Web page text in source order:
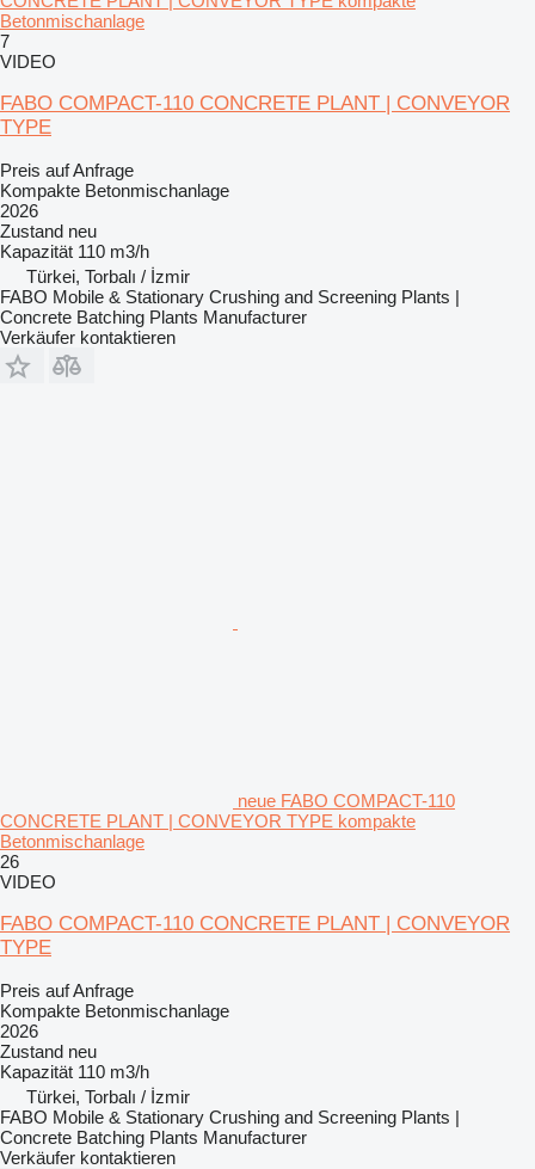
Betonmischanlage
7
VIDEO
FABO COMPACT-110 CONCRETE PLANT | CONVEYOR
TYPE
Preis auf Anfrage
Kompakte Betonmischanlage
2026
Zustand neu
Kapazität 110 m3/h
Türkei, Torbalı / İzmir
FABO Mobile & Stationary Crushing and Screening Plants |
Concrete Batching Plants Manufacturer
Verkäufer kontaktieren
neue FABO COMPACT-110
CONCRETE PLANT | CONVEYOR TYPE kompakte
Betonmischanlage
26
VIDEO
FABO COMPACT-110 CONCRETE PLANT | CONVEYOR
TYPE
Preis auf Anfrage
Kompakte Betonmischanlage
2026
Zustand neu
Kapazität 110 m3/h
Türkei, Torbalı / İzmir
FABO Mobile & Stationary Crushing and Screening Plants |
Concrete Batching Plants Manufacturer
Verkäufer kontaktieren